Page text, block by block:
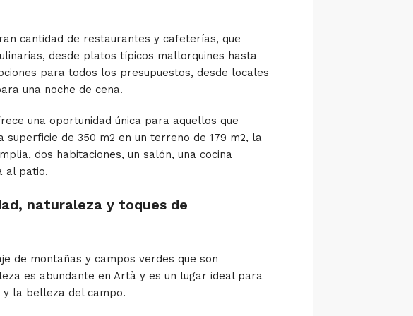
cantidad de restaurantes y cafeterías, que
desde platos típicos mallorquines hasta
para todos los presupuestos, desde locales
una noche de cena.
una oportunidad única para aquellos que
de 350 m2 en un terreno de 179 m2, la
dos habitaciones, un salón, una cocina
al patio.
naturaleza y toques de
de montañas y campos verdes que son
es abundante en Artà y es un lugar ideal para
la belleza del campo.